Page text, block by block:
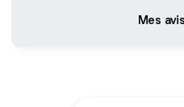
Mes